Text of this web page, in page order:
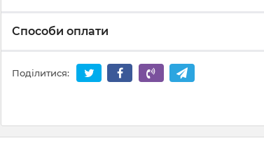
Способи оплати
Поділитися: